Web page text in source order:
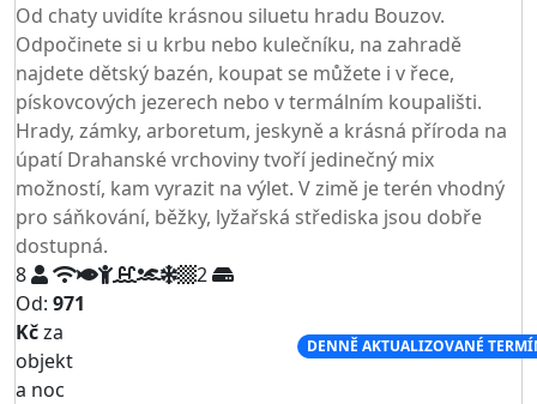
Od chaty uvidíte krásnou siluetu hradu Bouzov.
Odpočinete si u krbu nebo kulečníku, na zahradě
najdete dětský bazén, koupat se můžete i v řece,
pískovcových jezerech nebo v termálním koupališti.
Hrady, zámky, arboretum, jeskyně a krásná příroda na
úpatí Drahanské vrchoviny tvoří jedinečný mix
možností, kam vyrazit na výlet. V zimě je terén vhodný
pro sáňkování, běžky, lyžařská střediska jsou dobře
dostupná.
8
2
Od: 971
Kčza
objekt
a noc
DENNĚ AKTUALIZOVANÉ